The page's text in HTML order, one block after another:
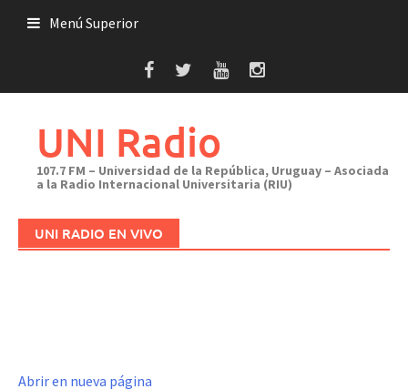
Menú Superior
UNI Radio
107.7 FM – Universidad de la República, Uruguay – Asociada
a la Radio Internacional Universitaria (RIU)
UNI RADIO EN VIVO
Abrir en nueva página